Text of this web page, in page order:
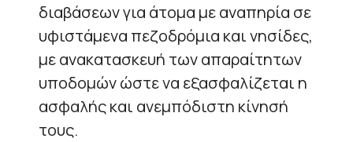
διαβάσεων για άτομα με αναπηρία σε
υφιστάμενα πεζοδρόμια και νησίδες,
με ανακατασκευή των απαραίτητων
υποδομών ώστε να εξασφαλίζεται η
ασφαλής και ανεμπόδιστη κίνησή
τους.